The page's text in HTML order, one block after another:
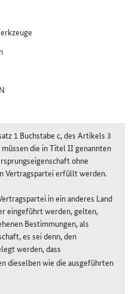
1 Buchstabe c, des Artikels 3
die in Titel II genannten
ohne
Vertragspartei erfüllt werden.
in ein anderes Land
eingeführt werden, gelten,
Bestimmungen, als
es sei denn, den
werden, dass
dieselben wie die ausgeführten